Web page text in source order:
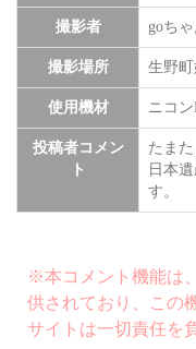
撮影者 goち
撮影場所 生野
使用機材 ニコ
投稿者コメン
ト
たま
日本
す。
※本コメント機能は
供されており、この
サイトは一切責任を